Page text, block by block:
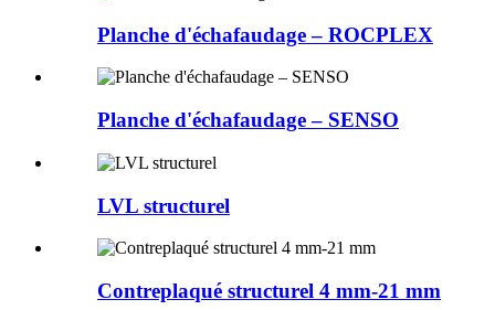
Planche d'échafaudage – ROCPLEX
Planche d'échafaudage – SENSO
LVL structurel
Contreplaqué structurel 4 mm-21 mm